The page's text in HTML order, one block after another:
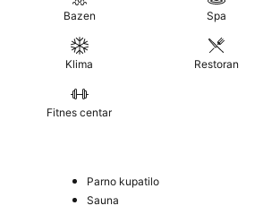
Bazen Spa
Klima Restoran
Fitnes centar
Parno kupatilo
Sauna